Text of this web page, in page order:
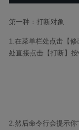
第一种：打断对象
1. 在菜单栏处点击【
处直接点击【打断】
2. 然后命令行会提示你